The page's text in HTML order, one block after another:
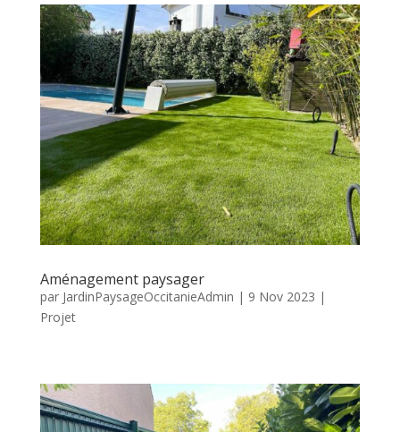
Aménagement paysager
par JardinPaysageOccitanieAdmin | 9 Nov 2023 |
Projet